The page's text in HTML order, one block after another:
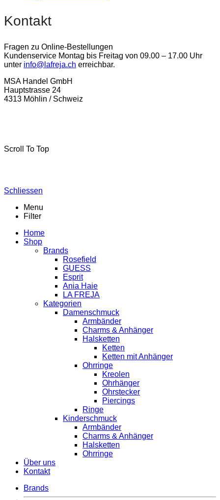
Kontakt
Fragen zu Online-Bestellungen
Kundenservice Montag bis Freitag von 09.00 – 17.00 Uhr
unter info@lafreja.ch erreichbar.
MSA Handel GmbH
Hauptstrasse 24
4313 Möhlin / Schweiz
Scroll To Top
Schliessen
Menu
Filter
Home
Shop
Brands
Rosefield
GUESS
Esprit
Ania Haie
LA FREJA
Kategorien
Damenschmuck
Armbänder
Charms & Anhänger
Halsketten
Ketten
Ketten mit Anhänger
Ohrringe
Kreolen
Ohrhänger
Ohrstecker
Piercings
Ringe
Kinderschmuck
Armbänder
Charms & Anhänger
Halsketten
Ohrringe
Über uns
Kontakt
Brands